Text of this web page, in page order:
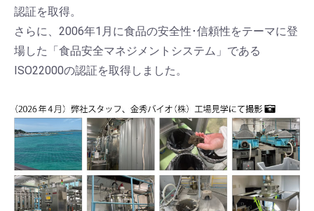
認証を取得。
さらに、2006年1月に食品の安全性･信頼性をテーマに登
場した「食品安全マネジメントシステム」である
ISO22000の認証を取得しました。